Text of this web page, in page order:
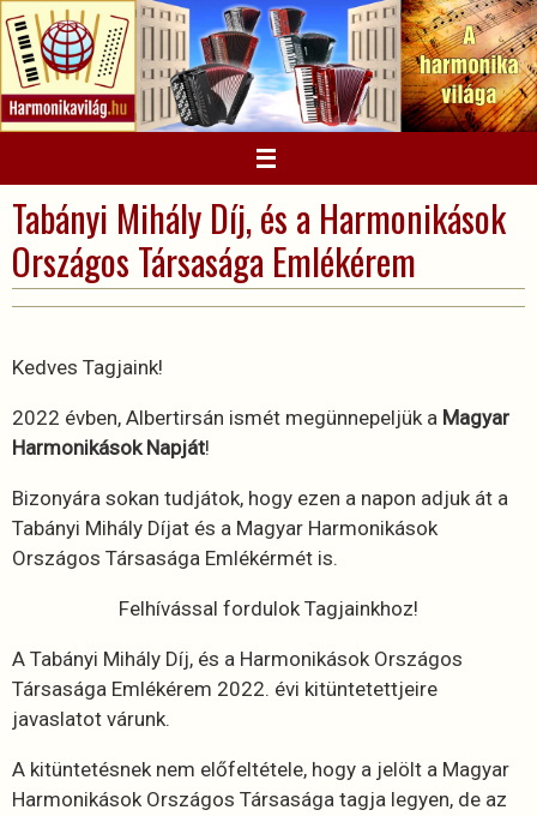
Megszakítás
Tabányi Mihály Díj, és a Harmonikások
Országos Társasága Emlékérem
Kedves Tagjaink!
2022 évben, Albertirsán ismét megünnepeljük a Magyar
Harmonikások Napját!
Bizonyára sokan tudjátok, hogy ezen a napon adjuk át a
Tabányi Mihály Díjat és a Magyar Harmonikások
Országos Társasága Emlékérmét is.
Felhívással fordulok Tagjainkhoz!
A Tabányi Mihály Díj, és a Harmonikások Országos
Társasága Emlékérem 2022. évi kitüntetettjeire
javaslatot várunk.
A kitüntetésnek nem előfeltétele, hogy a jelölt a Magyar
Harmonikások Országos Társasága tagja legyen, de az